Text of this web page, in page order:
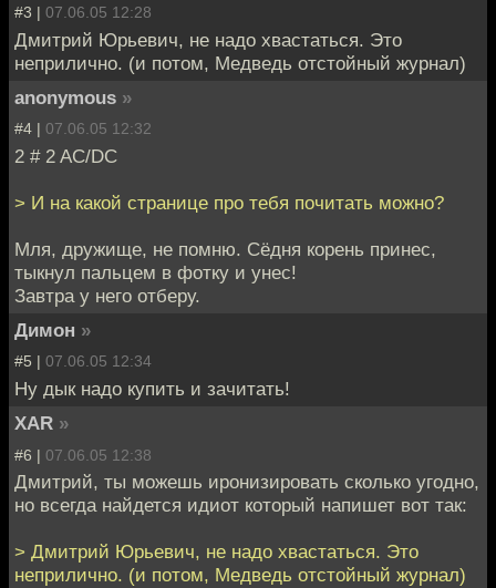
#3 | 07.06.05 12:28
Дмитрий Юрьевич, не надо хвастаться. Это
неприлично. (и потом, Медведь отстойный журнал)
anonymous »
#4 | 07.06.05 12:32
2 # 2 AC/DC
> И на какой странице про тебя почитать можно?
Мля, дружище, не помню. Сёдня корень принес,
тыкнул пальцем в фотку и унес!
Завтра у него отберу.
Димон »
#5 | 07.06.05 12:34
Ну дык надо купить и зачитать!
XAR »
#6 | 07.06.05 12:38
Дмитрий, ты можешь иронизировать сколько угодно,
но всегда найдется идиот который напишет вот так:
> Дмитрий Юрьевич, не надо хвастаться. Это
неприлично. (и потом, Медведь отстойный журнал)